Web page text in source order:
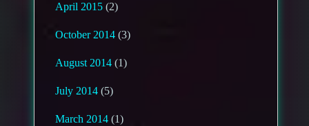
April 2015 (2)
October 2014 (3)
August 2014 (1)
July 2014 (5)
March 2014 (1)